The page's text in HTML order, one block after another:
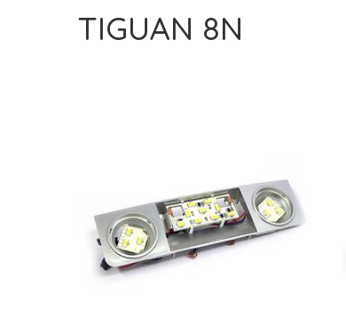
TIGUAN 8N